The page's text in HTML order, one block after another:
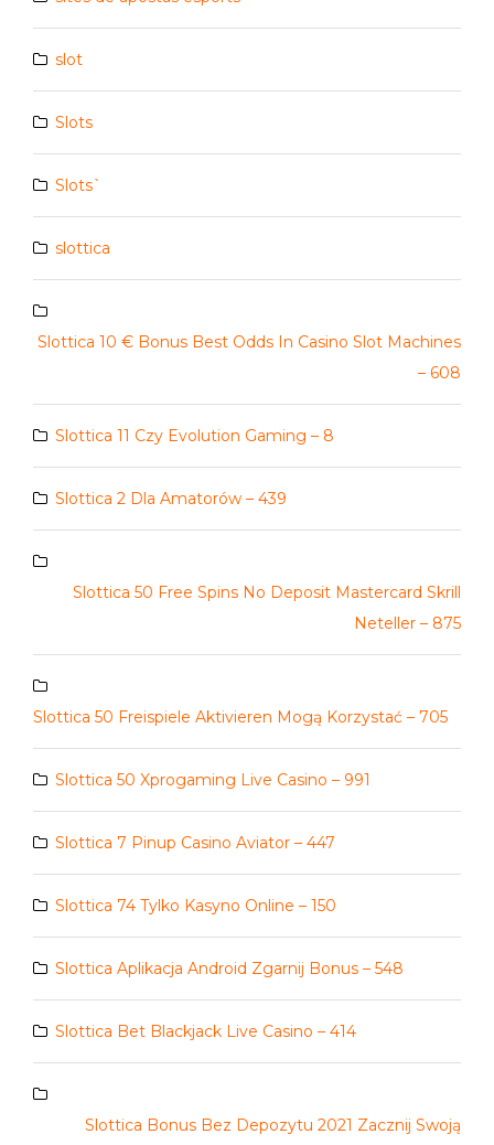
slot
Slots
Slots`
slottica
Slottica 10 € Bonus Best Odds In Casino Slot Machines
– 608
Slottica 11 Czy Evolution Gaming – 8
Slottica 2 Dla Amatorów – 439
Slottica 50 Free Spins No Deposit Mastercard Skrill
Neteller – 875
Slottica 50 Freispiele Aktivieren Mogą Korzystać – 705
Slottica 50 Xprogaming Live Casino – 991
Slottica 7 Pinup Casino Aviator – 447
Slottica 74 Tylko Kasyno Online – 150
Slottica Aplikacja Android Zgarnij Bonus – 548
Slottica Bet Blackjack Live Casino – 414
Slottica Bonus Bez Depozytu 2021 Zacznij Swoją